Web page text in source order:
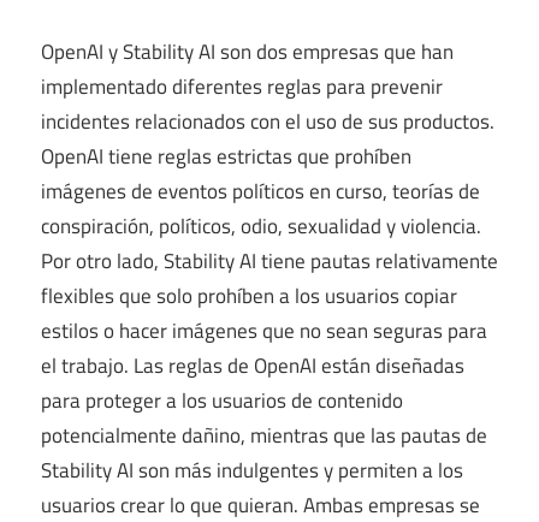
OpenAI y Stability AI son dos empresas que han
implementado diferentes reglas para prevenir
incidentes relacionados con el uso de sus productos.
OpenAI tiene reglas estrictas que prohíben
imágenes de eventos políticos en curso, teorías de
conspiración, políticos, odio, sexualidad y violencia.
Por otro lado, Stability AI tiene pautas relativamente
flexibles que solo prohíben a los usuarios copiar
estilos o hacer imágenes que no sean seguras para
el trabajo. Las reglas de OpenAI están diseñadas
para proteger a los usuarios de contenido
potencialmente dañino, mientras que las pautas de
Stability AI son más indulgentes y permiten a los
usuarios crear lo que quieran. Ambas empresas se